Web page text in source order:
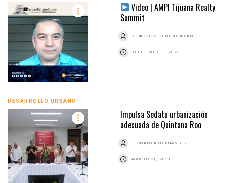
Video | AMPI Tijuana Realty
Summit
REDACCIÓN CENTRO URBANO
SEPTIEMBRE 1, 2023
DESARROLLO URBANO
Impulsa Sedatu urbanización
adecuada de Quintana Roo
FERNANDA HERNÁNDEZ
AGOSTO 21, 2023